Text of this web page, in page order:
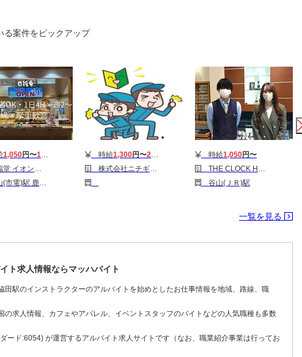
る案件をピックアップ
1,050円〜1,100
ンモール鹿児島店
鹿児島中央駅 鹿児島駅
時給1,300円〜2,000
株式会社ニチギワールド ★勤務地★兵庫県姫路市の大手メーカー ◆カンタン検査 ◆時給1450円＆日払いOK 64
時給1,050円〜
THE CLOCK HOUSE NewBasic 鹿児島店
谷山(ＪＲ)駅
一覧を見る
ト求人情報ならマッハバイト
駅のインストラクターのアルバイトを始めとしたお仕事情報を地域、路線、職
の求人情報、カフェやアパレル、イベントスタッフのバイトなどの人気職種も多数
ード:6054) が運営するアルバイト求人サイトです（なお、職業紹介事業は行ってお